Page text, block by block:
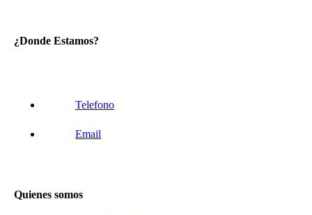
¿Donde Estamos?
Telefono
Email
Quienes somos